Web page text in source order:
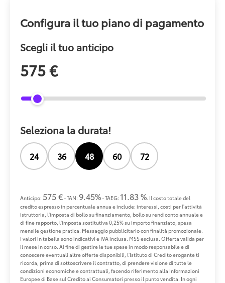
Configura il tuo piano di pagamento
Scegli il tuo anticipo
575 €
Seleziona la durata!
24 36 48 60 72
Anticipo: 575 €- TAN: 9.45%- TAEG: 11.83 %. Il costo totale del
credito espresso in percentuale annua e include: interessi, costi per l'attività
istruttoria, l'imposta di bollo su finanziamento, bollo su rendiconto annuale e
di fine rapporto, l'imposta sostitutiva 0,25% su importo finanziato, spesa
mensile gestione pratica. Messaggio pubblicitario con finalità promozionale.
I valori in tabella sono indicativi e IVA inclusa. MSS esclusa. Offerta valida per
il mese in corso. Al fine di gestire le tue spese in modo responsabile e di
conoscere eventuali altre offerte disponibili, l'Istituto di Credito erogante ti
ricorda, prima di sottoscrivere il contratto, di prendere visione di tutte le
condizioni economiche e contrattuali, facendo riferimento alla Informazioni
Europee di Base sul Credito ai Consumatori presso il punto vendita. In ogni